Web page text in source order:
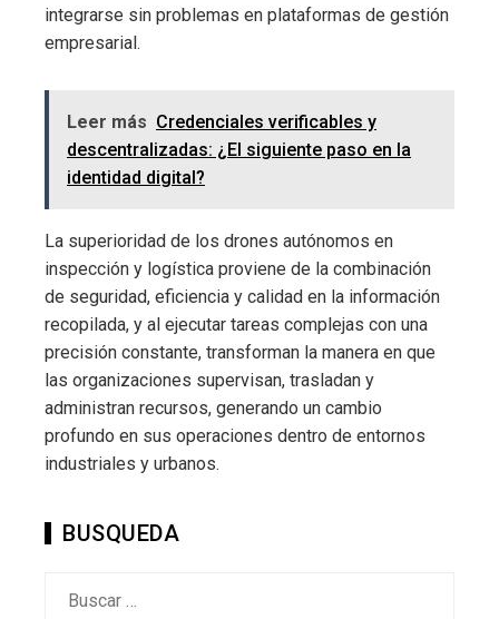
integrarse sin problemas en plataformas de gestión
empresarial.
Leer más Credenciales verificables y
descentralizadas: ¿El siguiente paso en la
identidad digital?
La superioridad de los drones autónomos en
inspección y logística proviene de la combinación
de seguridad, eficiencia y calidad en la información
recopilada, y al ejecutar tareas complejas con una
precisión constante, transforman la manera en que
las organizaciones supervisan, trasladan y
administran recursos, generando un cambio
profundo en sus operaciones dentro de entornos
industriales y urbanos.
BUSQUEDA